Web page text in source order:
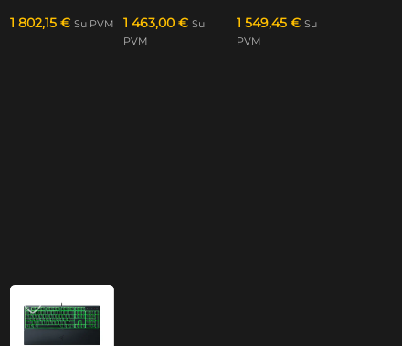
1 802,15 € Su PVM 1 463,00 € Su
PVM
1 549,45 € Su
PVM